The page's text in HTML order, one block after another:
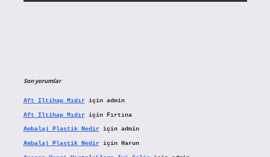
Son yorumlar
Aft Iltihap Mıdıriçin admin
Aft Iltihap Mıdıriçin Fırtına
Ambalaj Plastik Nediriçin admin
Ambalaj Plastik Nediriçin Harun